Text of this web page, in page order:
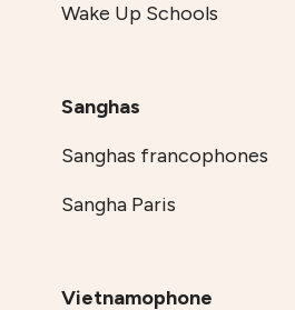
Wake Up Schools
Sanghas
Sanghas francophones
Sangha Paris
Vietnamophone